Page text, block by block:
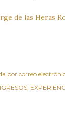
de las Heras
por correo